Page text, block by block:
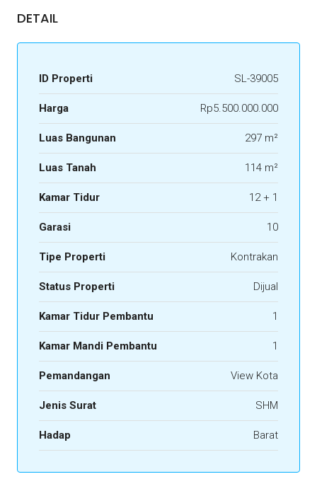
DETAIL
ID Properti SL-39005
Harga Rp5.500.000.000
Luas Bangunan 297 m²
Luas Tanah 114 m²
Kamar Tidur 12 + 1
Garasi 10
Tipe Properti Kontrakan
Status Properti Dijual
Kamar Tidur Pembantu 1
Kamar Mandi Pembantu 1
Pemandangan View Kota
Jenis Surat SHM
Hadap Barat